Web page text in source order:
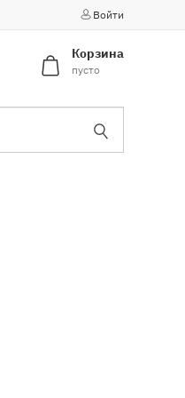
Войти
Корзина
пусто